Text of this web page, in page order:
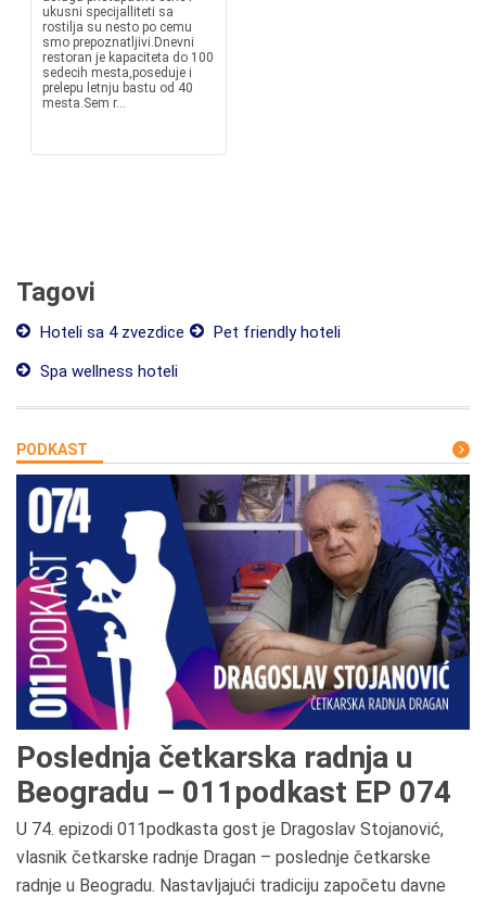
ukusni specijalliteti sa
rostilja su nesto po cemu
smo prepoznatljivi.Dnevni
restoran je kapaciteta do 100
sedecih mesta,poseduje i
prelepu letnju bastu od 40
mesta.Sem r...
Tagovi
Hoteli sa 4 zvezdice
Pet friendly hoteli
Spa wellness hoteli
PODKAST
Poslednja četkarska radnja u
Beogradu – 011podkast EP 074
U 74. epizodi 011podkasta gost je Dragoslav Stojanović,
vlasnik četkarske radnje Dragan – poslednje četkarske
radnje u Beogradu. Nastavljajući tradiciju započetu davne